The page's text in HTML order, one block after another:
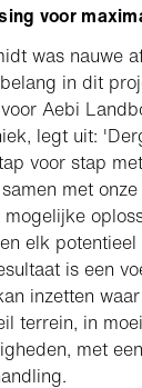
voor
was nauwe
in dit
Aebi
legt uit:
voor stap
met
elk
is een
inzetten
terrein, in
met